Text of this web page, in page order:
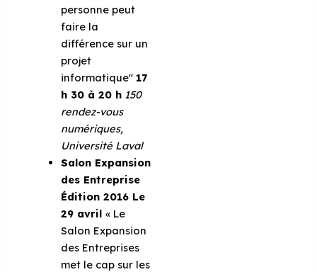
personne peut
faire la
différence sur un
projet
informatique''17
h 30 à 20 h 150
rendez-vous
numériques,
Université Laval
Salon Expansion
des Entreprise
Édition 2016 Le
29 avril « Le
Salon Expansion
des Entreprises
met le cap sur les